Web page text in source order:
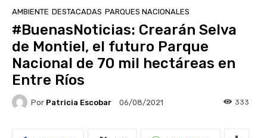
AMBIENTE DESTACADAS PARQUES NACIONALES
#BuenasNoticias: Crearán Selva
de Montiel, el futuro Parque
Nacional de 70 mil hectáreas en
Entre Ríos
Por Patricia Escobar 06/08/2021 333